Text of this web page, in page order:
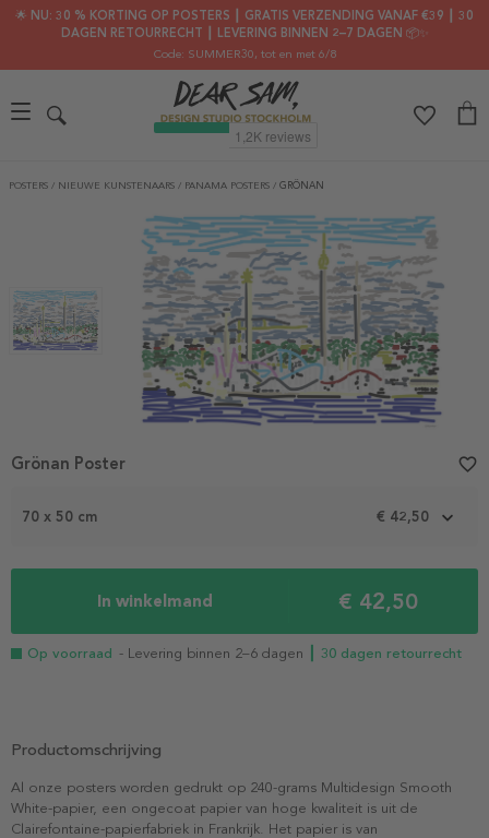
🌟 NU: 30 % KORTING OP POSTERS ┃ GRATIS VERZENDING VANAF €39 ┃ 30
DAGEN RETOURRECHT ┃ LEVERING BINNEN 2–7 DAGEN 📦✨
Code: SUMMER30, tot en met 6/8
POSTERS / NIEUWE KUNSTENAARS / PANAMA POSTERS / GRÖNAN
70 x 50 cm € 42,50
In winkelmand € 42,50
Op voorraad - Levering binnen 2–6 dagen ┃ 30 dagen retourrecht
Grönan Poster favorite_border
Productomschrijving
Al onze posters worden gedrukt op 240-grams Multidesign Smooth
White-papier, een ongecoat papier van hoge kwaliteit is uit de
Clairefontaine-papierfabriek in Frankrijk. Het papier is van